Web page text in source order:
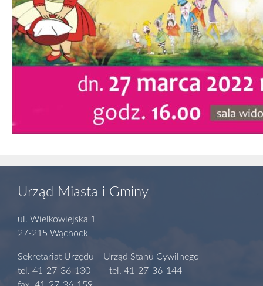
Urząd Miasta i Gminy
ul. Wielkowiejska 1
27-215 Wąchock
Sekretariat Urzędu Urząd Stanu Cywilnego
tel. 41-27-36-130 tel. 41-27-36-144